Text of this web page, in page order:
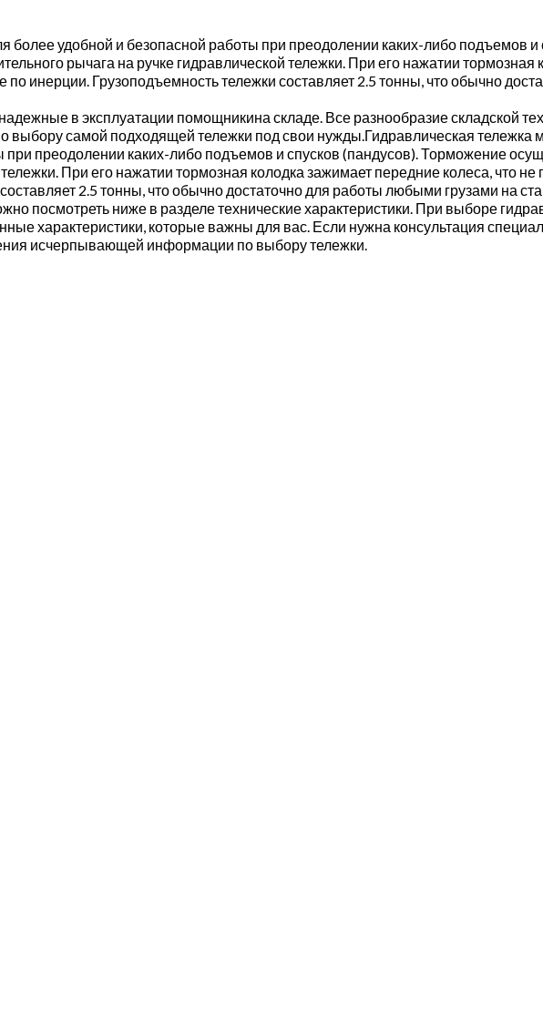
удобной и безопасной работы при преодолении каких-либо подъемов и
рычага на ручке гидравлической тележки. При его нажатии тормозная
по инерции. Грузоподъемность тележки составляет 2.5 тонны, что обычно
в эксплуатации помощникина складе. Все разнообразие складской
самой подходящей тележки под свои нужды.Гидравлическая тележка
преодолении каких-либо подъемов и спусков (пандусов). Торможение
При его нажатии тормозная колодка зажимает передние колеса, что не
2.5 тонны, что обычно достаточно для работы любыми грузами на
посмотреть ниже в разделе технические характеристики. При выборе
характеристики, которые важны для вас. Если нужна консультация
исчерпывающей информации по выбору тележки.